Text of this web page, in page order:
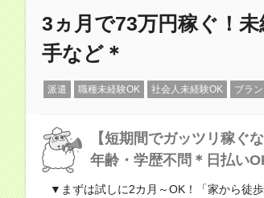
3ヵ月で73万円稼ぐ！
手など＊
派遣 職種未経験OK 社会人未経験OK ブラ
【短期間でガッツリ稼ぐな
年齢・学歴不問＊日払い
▼まずは試しに2カ月～OK！「家から徒